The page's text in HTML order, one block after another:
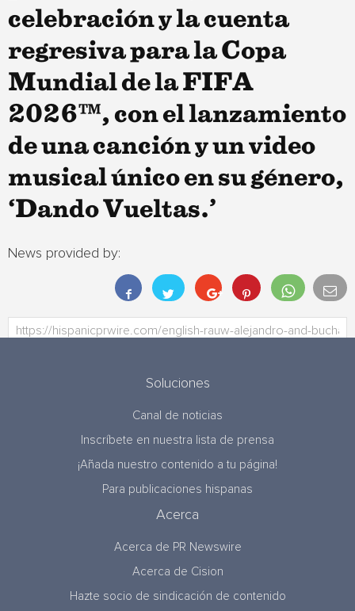
celebración y la cuenta
regresiva para la Copa
Mundial de la FIFA
2026™, con el lanzamiento
de una canción y un video
musical único en su género,
‘Dando Vueltas.’
News provided by:
Soluciones
Canal de noticias
Inscríbete en nuestra lista de prensa
¡Añada nuestro contenido a tu página!
Para publicaciones hispanas
Acerca
Acerca de PR Newswire
Acerca de Cision
Hazte socio de sindicación de contenido